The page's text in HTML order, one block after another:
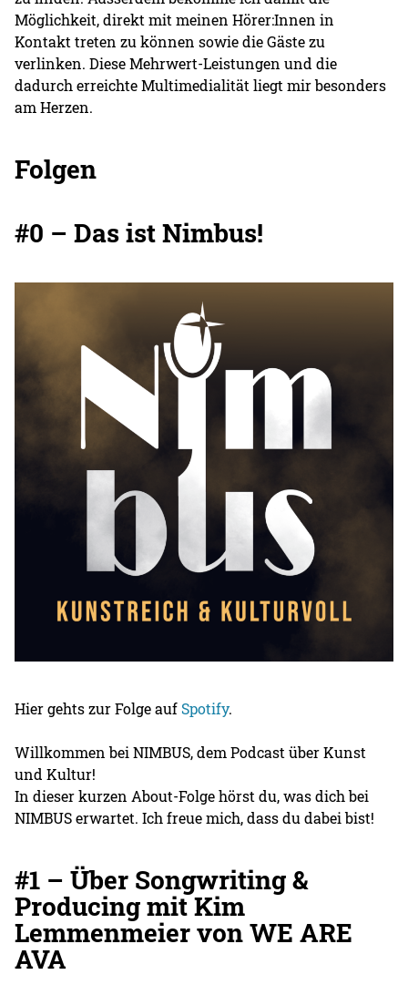
Möglichkeit, direkt mit meinen Hörer:Innen in
Kontakt treten zu können sowie die Gäste zu
verlinken. Diese Mehrwert-Leistungen und die
dadurch erreichte Multimedialität liegt mir besonders
am Herzen.
Folgen
#0 – Das ist Nimbus!
Hier gehts zur Folge auf Spotify.
Willkommen bei NIMBUS, dem Podcast über Kunst
und Kultur!
In dieser kurzen About-Folge hörst du, was dich bei
NIMBUS erwartet. Ich freue mich, dass du dabei bist!
#1 – Über Songwriting &
Producing mit Kim
Lemmenmeier von WE ARE
AVA